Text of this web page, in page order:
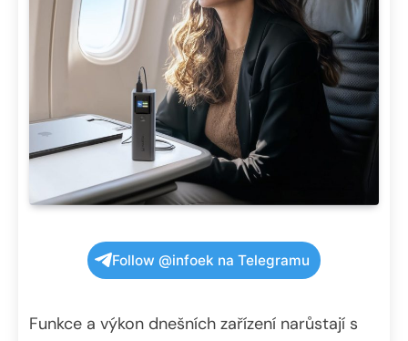
Follow @infoek na Telegramu
Funkce a výkon dnešních zařízení narůstají s